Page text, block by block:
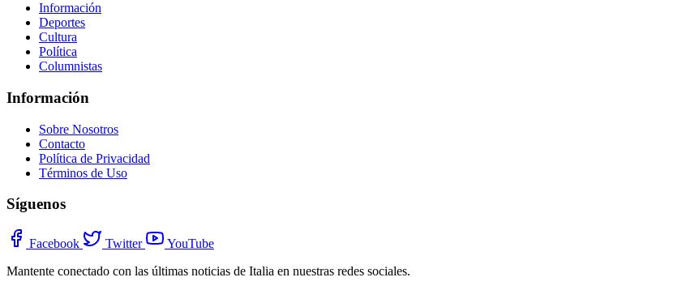
Información
Deportes
Cultura
Política
Columnistas
Información
Sobre Nosotros
Contacto
Política de Privacidad
Términos de Uso
Síguenos
Facebook Twitter
YouTube
Mantente conectado con las últimas noticias de Italia en nuestras redes sociales.